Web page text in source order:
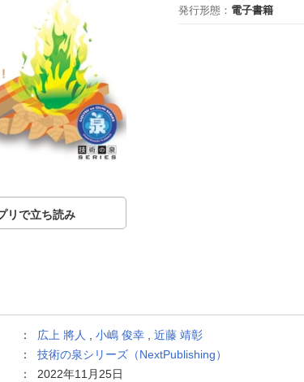
リで立ち読み
発行形態 ： 電子書籍
： 広上 將人 小嶋 俊幸
近藤 靖彰
： 技術の泉シリーズ（NextPublishing）
： 2022年11月25日